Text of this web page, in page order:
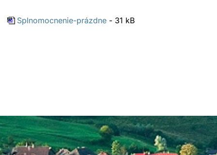
Splnomocnenie-prázdne - 31 kB